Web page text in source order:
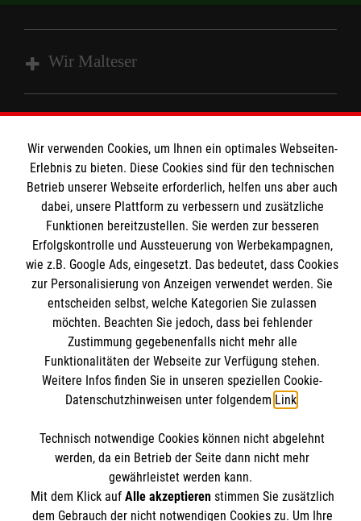
Wir Malteser
Angebote und Leistungen
Unsere Kurse
Mitarbeiten
Wir Malteser
Informationen
Kontakt
Nachhaltigkeit
Transparenz
Prävention
Compliance
Datenschutz
Malteser online
Malteserorden
Malteser Jugend
Malteser International
Mediathek
Sharepoint
Spendenkonto
Empfänger: Malteser Neckar-Alb
BIC: BFSWDE33XXX (Bank für Sozialwirtschaft)
Der Malteser Hilfsdienst e.V. ist als eingetragene
gemeinnützige Organisation von der Körperschaft- und
Wir verwenden Cookies, um Ihnen ein optimales Webseiten-
Erlebnis zu bieten. Diese Cookies sind für den technischen
Betrieb unserer Webseite erforderlich, helfen uns aber auch
dabei, unsere Plattform zu verbessern und zusätzliche
Funktionen bereitzustellen. Sie werden zur besseren
Erfolgskontrolle und Aussteuerung von Werbekampagnen,
wie z.B. Google Ads, eingesetzt. Das bedeutet, dass Cookies
zur Personalisierung von Anzeigen verwendet werden. Sie
entscheiden selbst, welche Kategorien Sie zulassen
möchten. Beachten Sie jedoch, dass bei fehlender
Zustimmung gegebenenfalls nicht mehr alle
Funktionalitäten der Webseite zur Verfügung stehen.
Weitere Infos finden Sie in unseren speziellen Cookie-
Datenschutzhinweisen unter folgendem Link.
Technisch notwendige Cookies können nicht abgelehnt
werden, da ein Betrieb der Seite dann nicht mehr
gewährleistet werden kann.
Mit dem Klick auf Alle akzeptierenstimmen Sie zusätzlich
dem Gebrauch der nicht notwendigen Cookies zu. Um Ihre